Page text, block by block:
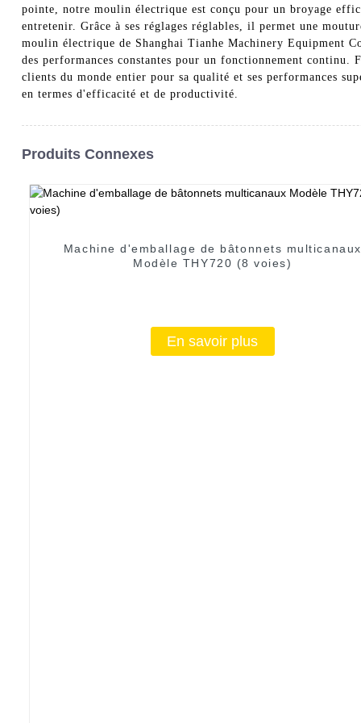
pointe, notre moulin électrique est conçu pour un broyage
entretenir. Grâce à ses réglages réglables, il permet une
moulin électrique de Shanghai Tianhe Machinery
des performances constantes pour un fonctionnement
clients du monde entier pour sa qualité et ses performances
en termes d'efficacité et de productivité.
Produits Connexes
Machine d'emballage de bâtonnets multicanaux
Modèle THY720 (8 voies)
En savoir plus